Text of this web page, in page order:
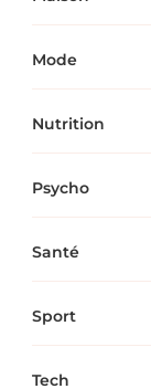
Mode
Nutrition
Psycho
Santé
Sport
Tech